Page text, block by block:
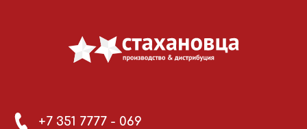
+7 351 7777 - 069